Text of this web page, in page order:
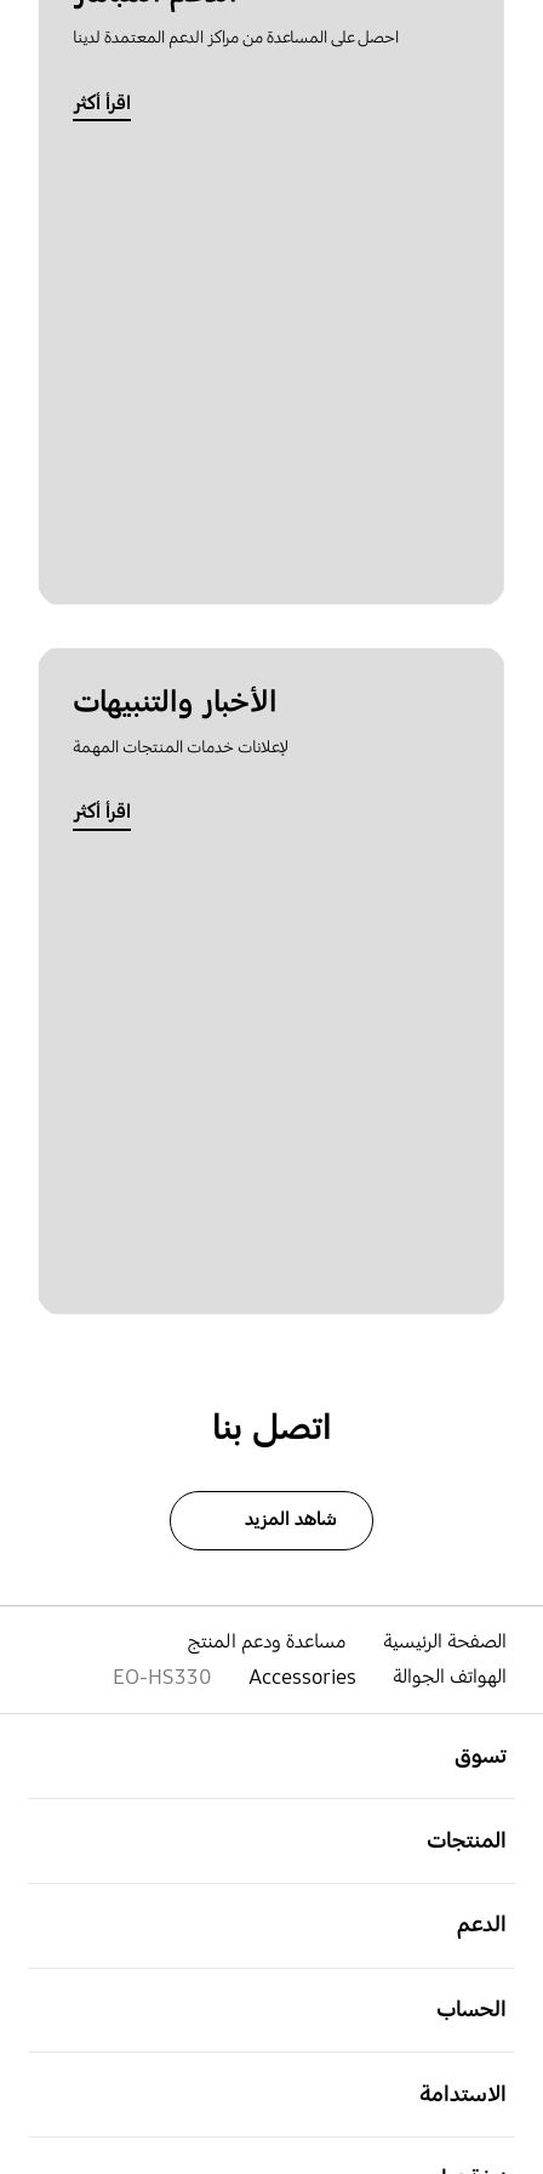
احصل على المساعدة من مراكز الدعم المعتمدة لدينا
اقرأ أكثر
الأخبار والتنبيهات
لإعلانات خدمات المنتجات المهمة
اقرأ أكثر
اتصل بنا
شاهد المزيد
الصفحة الرئيسية
مساعدة ودعم المنتج
الهواتف الجوالة
Accessories
EO-HS330
تسوق
المنتجات
الدعم
الحساب
الاستدامة